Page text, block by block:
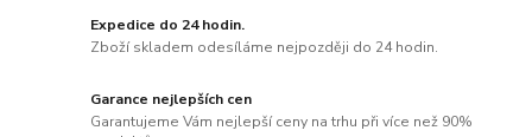
Expedice do 24 hodin.
Zboží skladem odesíláme nejpozději do 24 hodin.
Garance nejlepších cen
Garantujeme Vám nejlepší ceny na trhu při více než 90%